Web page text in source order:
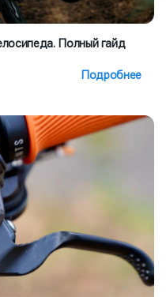
Полный гайд
Подробнее